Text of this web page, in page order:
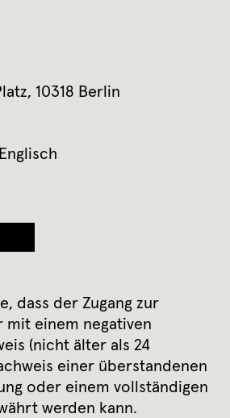
10318 Berlin
dass der Zugang zur
mit einem negativen
(nicht älter als 24
einer überstandenen
oder einem vollständigen
werden kann.